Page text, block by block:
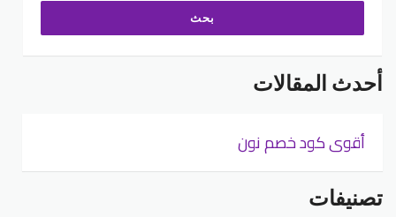
أحدث المقالات
أقوى كود خصم نون
تصنيفات